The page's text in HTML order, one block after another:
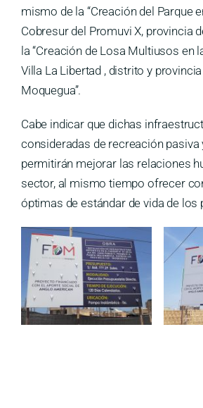
mismo de la “Creación del Parque
Cobresur del Promuvi X, provincia
la “Creación de Losa Multiusos en
Villa La Libertad , distrito y
Moquegua”.
Cabe indicar que dichas
consideradas de recreación pasiva
permitirán mejorar las relaciones
sector, al mismo tiempo ofrecer
óptimas de estándar de vida de los